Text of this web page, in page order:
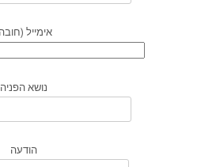
אימייל
נושא הפניה
הודעה